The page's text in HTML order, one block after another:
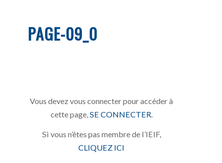
PAGE-09_0
Vous devez vous connecter pour accéder à
cette page, SE CONNECTER
Si vous n’êtes pas membre de l’IEIF,
CLIQUEZ ICI